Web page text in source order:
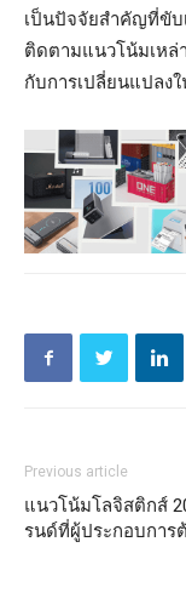
เป็นปัจจัยสำคัญที่ขับ
ติดตามแนวโน้มเหล่
กับการเปลี่ยนแปลง
Previous article
แนวโน้มโลจิสติกส์
รนด์ที่ผู้ประกอบการ